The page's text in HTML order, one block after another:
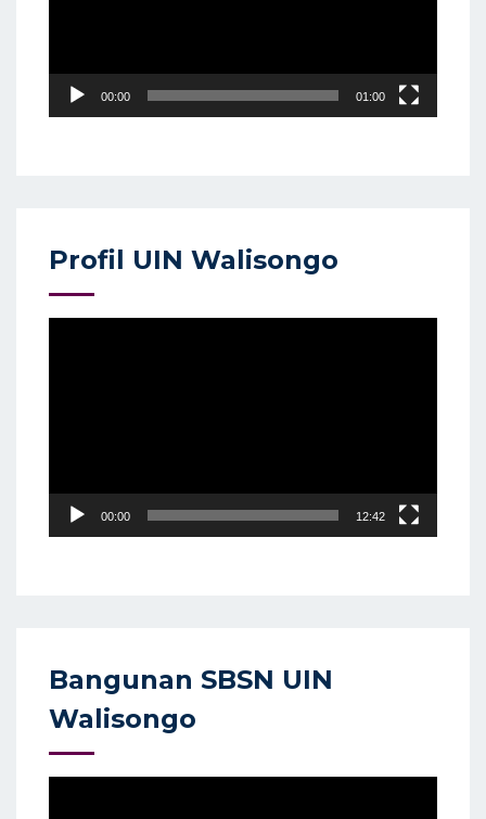
00:00 01:00
Profil UIN Walisongo
00:00 12:42
Bangunan SBSN UIN
Walisongo